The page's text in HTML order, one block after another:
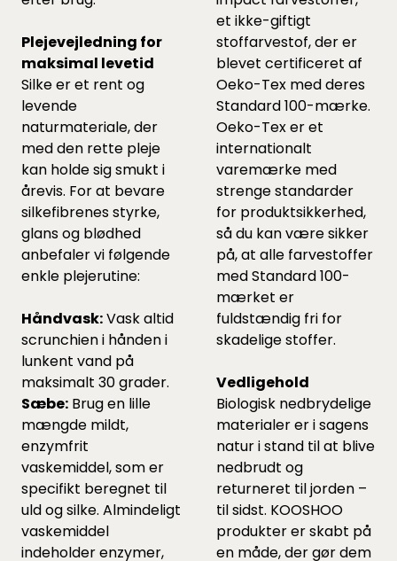
Plejevejledning for
maksimal levetid
Silke er et rent og
levende
naturmateriale, der
med den rette pleje
kan holde sig smukt i
årevis. For at bevare
silkefibrenes styrke,
glans og blødhed
anbefaler vi følgende
enkle plejerutine:
Håndvask:Vask altid
scrunchien i hånden i
lunkent vand på
maksimalt 30 grader.
Sæbe: Brug en lille
mængde mildt,
enzymfrit
vaskemiddel, som er
specifikt beregnet til
uld og silke. Almindeligt
vaskemiddel
indeholder enzymer,
et ikke-giftigt
stoffarvestof, der er
blevet certificeret af
Oeko-Tex med deres
Standard 100-mærke.
Oeko-Tex er et
internationalt
varemærke med
strenge standarder
for produktsikkerhed,
så du kan være sikker
på, at alle farvestoffer
med Standard 100-
mærket er
fuldstændig fri for
skadelige stoffer.
Vedligehold
Biologisk nedbrydelige
materialer er i sagens
natur i stand til at blive
nedbrudt og
returneret til jorden –
til sidst. KOOSHOO
produkter er skabt på
en måde, der gør dem